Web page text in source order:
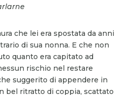
che lei era spostata da anni
di sua nonna. E che non
quanto era capitato ad
rischio nel restare
suggerito di appendere in
bel ritratto di coppia, scattato